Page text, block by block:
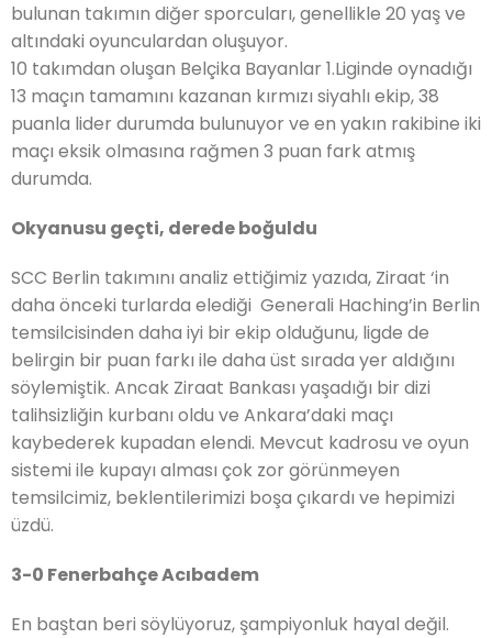
bulunan takımın diğer sporcuları, genellikle 20 yaş ve
altındaki oyunculardan oluşuyor.
10 takımdan oluşan Belçika Bayanlar 1.Liginde oynadığı
13 maçın tamamını kazanan kırmızı siyahlı ekip, 38
puanla lider durumda bulunuyor ve en yakın rakibine iki
maçı eksik olmasına rağmen 3 puan fark atmış
durumda.
Okyanusu geçti, derede boğuldu
SCC Berlin takımını analiz ettiğimiz yazıda, Ziraat ‘in
daha önceki turlarda elediği Generali Haching’in Berlin
temsilcisinden daha iyi bir ekip olduğunu, ligde de
belirgin bir puan farkı ile daha üst sırada yer aldığını
söylemiştik. Ancak Ziraat Bankası yaşadığı bir dizi
talihsizliğin kurbanı oldu ve Ankara’daki maçı
kaybederek kupadan elendi. Mevcut kadrosu ve oyun
sistemi ile kupayı alması çok zor görünmeyen
temsilcimiz, beklentilerimizi boşa çıkardı ve hepimizi
üzdü.
3-0 Fenerbahçe Acıbadem
En baştan beri söylüyoruz, şampiyonluk hayal değil.